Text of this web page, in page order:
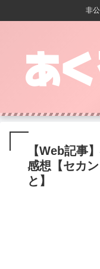
非
【Web記事
感想【セカ
と】